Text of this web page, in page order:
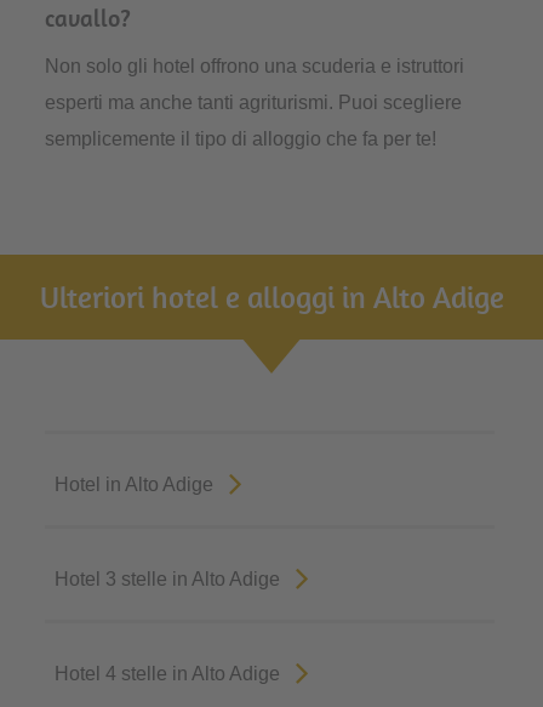
cavallo?
Non solo gli hotel offrono una scuderia e istruttori
esperti ma anche tanti agriturismi. Puoi scegliere
semplicemente il tipo di alloggio che fa per te!
Ulteriori hotel e alloggi in Alto Adige
Hotel in Alto Adige
Hotel 3 stelle in Alto Adige
Hotel 4 stelle in Alto Adige